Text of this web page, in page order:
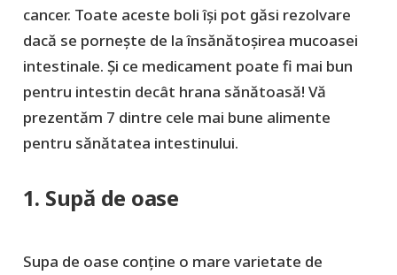
cancer. Toate aceste boli își pot găsi rezolvare
dacă se pornește de la însănătoșirea mucoasei
intestinale. Și ce medicament poate fi mai bun
pentru intestin decât hrana sănătoasă! Vă
prezentăm 7 dintre cele mai bune alimente
pentru sănătatea intestinului.
1. Supă de oase
Supa de oase conține o mare varietate de